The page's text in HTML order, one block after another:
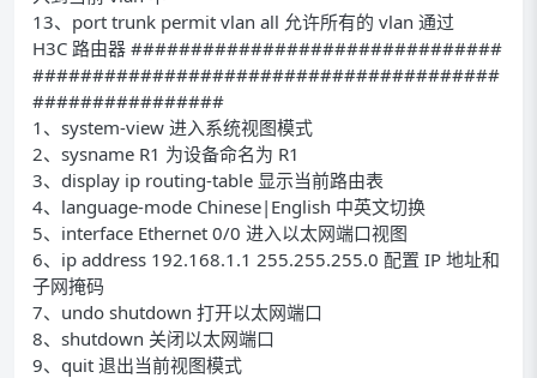
13、port trunk permit vlan all 允许所有的 vlan 通过
H3C 路由器 ###############################
#######################################
################
1、system-view 进入系统视图模式
2、sysname R1 为设备命名为 R1
3、display ip routing-table 显示当前路由表
4、language-mode Chinese|English 中英文切换
5、interface Ethernet 0/0 进入以太网端口视图
6、ip address 192.168.1.1 255.255.255.0 配置 IP 地址和
子网掩码
7、undo shutdown 打开以太网端口
8、shutdown 关闭以太网端口
9、quit 退出当前视图模式